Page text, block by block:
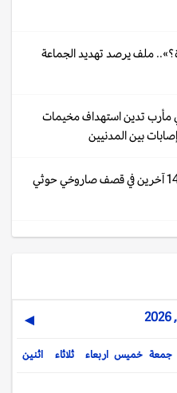
ملف يرصد تهديد الجماعة
في مأرب تدين استهداف مخيمات
بين المدنيين
اليمن: مقتل نازحين اثنين وإصابة 14 آخرين في قصف صاروخي حوثي
▶
اثنين ثلاثاء اربعاء خميس جمعة